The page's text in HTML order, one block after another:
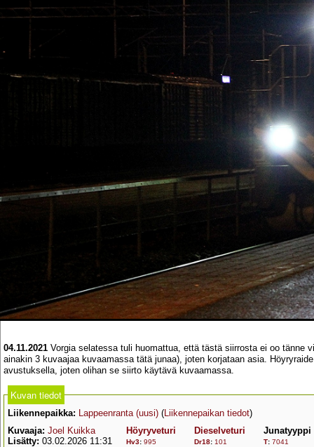
04.11.2021 Vorgia selatessa tuli huomattua, että tästä siirrosta ei oo tänne
ainakin 3 kuvaajaa kuvaamassa tätä junaa), joten korjataan asia.
avustuksella, joten olihan se siirto käytävä kuvaamassa.
Kuvan tiedot
Liikennepaikka: Lappeenranta (uusi) (Liikennepaikan tiedot)
Kuvaaja: Joel Kuikka
Lisätty: 03.02.2026 11:31
Höyryveturi
Hv3: 995
Dieselveturi
Dr18: 101
Junatyyppi
T: 7041